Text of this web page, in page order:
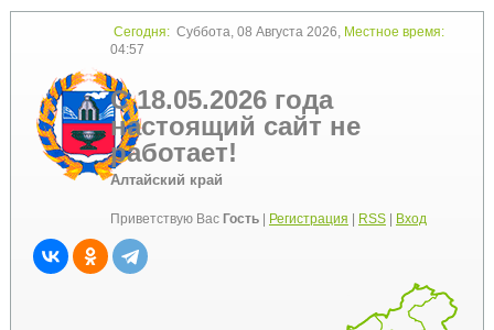
Сегодня:Суббота, 08 Августа 2026, Местное время:
04:57
С 18.05.2026 года
настоящий сайт не
работает!
Алтайский край
Приветствую Вас Гость| Регистрация RSS| Вход